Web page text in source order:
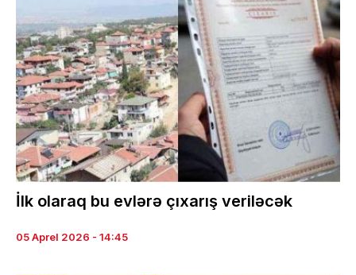
İlk olaraq bu evlərə çıxarış veriləcək
05 Aprel 2026 - 14:45